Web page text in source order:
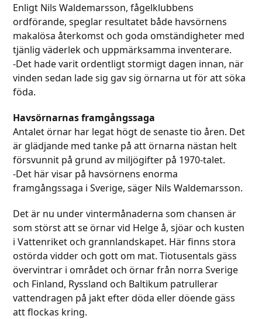
Enligt Nils Waldemarsson, fågelklubbens
ordförande, speglar resultatet både havsörnens
makalösa återkomst och goda omständigheter med
tjänlig väderlek och uppmärksamma inventerare.
-Det hade varit ordentligt stormigt dagen innan, när
vinden sedan lade sig gav sig örnarna ut för att söka
föda.
Havsörnarnas framgångssaga
Antalet örnar har legat högt de senaste tio åren. Det
är glädjande med tanke på att örnarna nästan helt
försvunnit på grund av miljögifter på 1970-talet.
-Det här visar på havsörnens enorma
framgångssaga i Sverige, säger Nils Waldemarsson.
Det är nu under vintermånaderna som chansen är
som störst att se örnar vid Helge å, sjöar och kusten
i Vattenriket och grannlandskapet. Här finns stora
ostörda vidder och gott om mat. Tiotusentals gäss
övervintrar i området och örnar från norra Sverige
och Finland, Ryssland och Baltikum patrullerar
vattendragen på jakt efter döda eller döende gäss
att flockas kring.